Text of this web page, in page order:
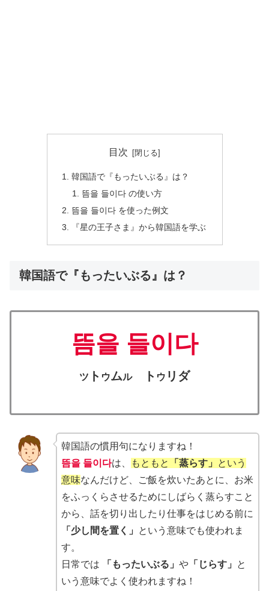
目次
韓国語で『もったいぶる』は？
뜸을 들이다 の使い方
뜸을 들이다 を使った例文
『星の王子さま』から韓国語を学ぶ
韓国語で『もったいぶる』は？
뜸을 들이다
ツ ト ウムルト ウ リダ
韓国語の慣用句になりますね！
뜸을 들이다は、 もともと 「蒸らす」
という
意味なんだけど、ご飯を炊いたあとに、お米
をふっくらさせるためにしばらく蒸らすこと
から、話を切り出したり仕事をはじめる前に
「少し間を置く」
という意味でも使われま
す。
日常では
「もったいぶる」 や「じらす」
と
いう意味でよく使われますね！